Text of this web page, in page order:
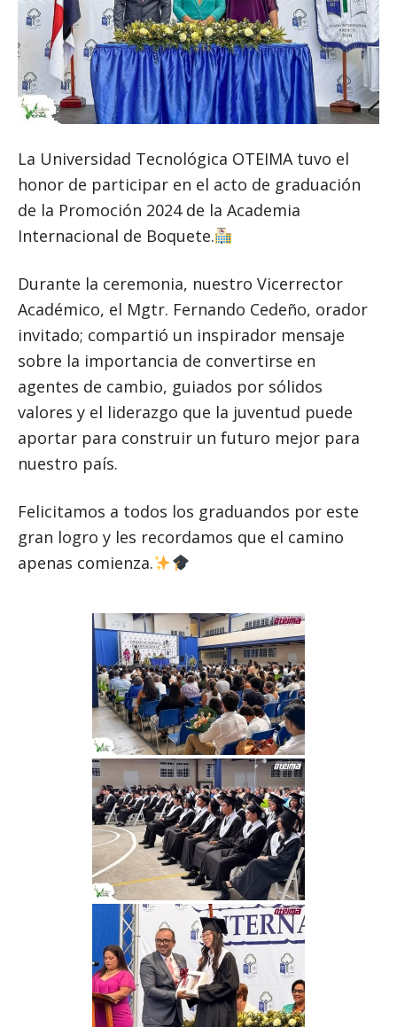
La Universidad Tecnológica OTEIMA tuvo el
honor de participar en el acto de graduación
de la Promoción 2024 de la Academia
Internacional de Boquete.
Durante la ceremonia, nuestro Vicerrector
Académico, el Mgtr. Fernando Cedeño, orador
invitado; compartió un inspirador mensaje
sobre la importancia de convertirse en
agentes de cambio, guiados por sólidos
valores y el liderazgo que la juventud puede
aportar para construir un futuro mejor para
nuestro país.
Felicitamos a todos los graduandos por este
gran logro y les recordamos que el camino
apenas comienza.